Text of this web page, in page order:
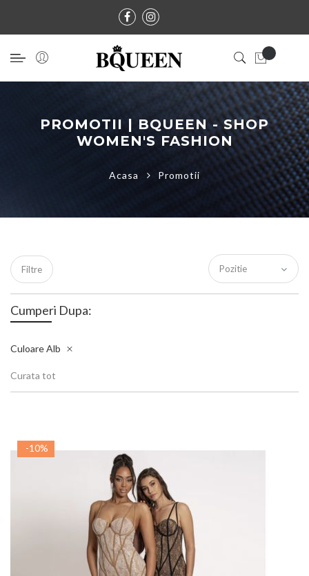
PROMOTII | BQUEEN - SHOP
WOMEN'S FASHION
Acasa Promotii
-10%
Filtre
Cumperi Dupa:
Culoare Alb
Curata tot